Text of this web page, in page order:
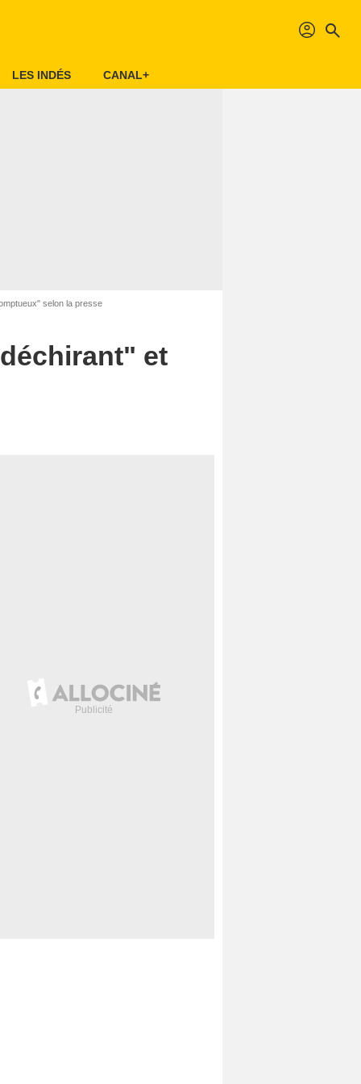
profil search
LES INDÉS CANAL+
selon la presse
et